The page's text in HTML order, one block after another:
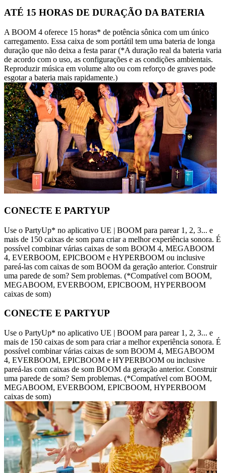
ATÉ 15 HORAS DE DURAÇÃO DA BATERIA
A BOOM 4 oferece 15 horas* de potência sônica com um único
carregamento. Essa caixa de som portátil tem uma bateria de longa
duração que não deixa a festa parar (*A duração real da bateria varia
de acordo com o uso, as configurações e as condições ambientais.
Reproduzir música em volume alto ou com reforço de graves pode
esgotar a bateria mais rapidamente.)
CONECTE E PARTYUP
Use o PartyUp* no aplicativo UE | BOOM para parear 1, 2, 3... e
mais de 150 caixas de som para criar a melhor experiência sonora. É
possível combinar várias caixas de som BOOM 4, MEGABOOM
4, EVERBOOM, EPICBOOM e HYPERBOOM ou inclusive
pareá-las com caixas de som BOOM da geração anterior. Construir
uma parede de som? Sem problemas. (*Compatível com BOOM,
MEGABOOM, EVERBOOM, EPICBOOM, HYPERBOOM
caixas de som)
CONECTE E PARTYUP
Use o PartyUp* no aplicativo UE | BOOM para parear 1, 2, 3... e
mais de 150 caixas de som para criar a melhor experiência sonora. É
possível combinar várias caixas de som BOOM 4, MEGABOOM
4, EVERBOOM, EPICBOOM e HYPERBOOM ou inclusive
pareá-las com caixas de som BOOM da geração anterior. Construir
uma parede de som? Sem problemas. (*Compatível com BOOM,
MEGABOOM, EVERBOOM, EPICBOOM, HYPERBOOM
caixas de som)